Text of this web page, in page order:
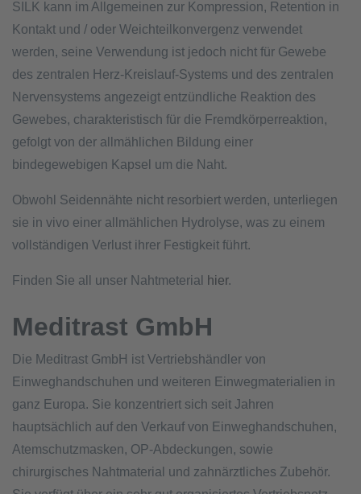
SILK kann im Allgemeinen zur Kompression, Retention in
Kontakt und / oder Weichteilkonvergenz verwendet
werden, seine Verwendung ist jedoch nicht für Gewebe
des zentralen Herz-Kreislauf-Systems und des zentralen
Nervensystems angezeigt entzündliche Reaktion des
Gewebes, charakteristisch für die Fremdkörperreaktion,
gefolgt von der allmählichen Bildung einer
bindegewebigen Kapsel um die Naht.
Obwohl Seidennähte nicht resorbiert werden, unterliegen
sie in vivo einer allmählichen Hydrolyse, was zu einem
vollständigen Verlust ihrer Festigkeit führt.
Finden Sie all unser Nahtmeterial hier.
Meditrast GmbH
Die Meditrast GmbH ist Vertriebshändler von
Einweghandschuhen und weiteren Einwegmaterialien in
ganz Europa. Sie konzentriert sich seit Jahren
hauptsächlich auf den Verkauf von Einweghandschuhen,
Atemschutzmasken, OP-Abdeckungen, sowie
chirurgisches Nahtmaterial und zahnärztliches Zubehör.